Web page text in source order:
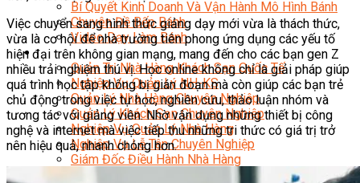
Bí Quyết Kinh Doanh Và Vận Hành Mô Hình Bánh
Chuyên Đề Bếp Bánh
Video Dạy Làm Bánh
Quản Trị NHKS
Quản Trị Nhà Hàng Khách Sạn Quốc Tế
Nghiệp Vụ Quản Lý NH-KS
Quản Lý Nhà Hàng Chuyên Nghiệp
Quản Lý Khách Sạn Chuyên Nghiệp
Nghiệp Vụ Quản Lý Nhà Hàng
Nghiệp Vụ Lễ Tân Chuyên Nghiệp
Giám Đốc Điều Hành Nhà Hàng
Tiếng Anh Nhà Hàng Khách Sạn
Việc chuyển sang hình thức giảng dạy mới vừa là thách thức,
vừa là cơ hội để nhà trường tiên phong ứng dụng các yếu tố
hiện đại trên không gian mạng, mang đến cho các bạn gen Z
nhiều trải nghiệm thú vị. Học online không chỉ là giải pháp giúp
quá trình học tập không bị gián đoạn mà còn giúp các bạn trẻ
chủ động trong việc tự học, nghiên cứu, thảo luận nhóm và
tương tác với giảng viên. Nhờ vận dụng những thiết bị công
nghệ và internet mà việc tiếp thu những tri thức có giá trị trở
nên hiệu quả, nhanh chóng hơn.